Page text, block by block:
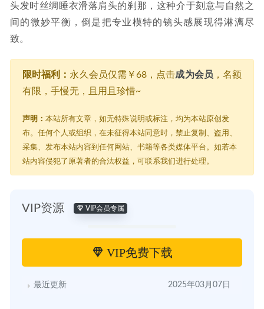
头发时丝绸睡衣滑落肩头的刹那，这种介于刻意与自然之
间的微妙平衡，倒是把专业模特的镜头感展现得淋漓尽
致。
限时福利： 永久会员仅需￥68，点击成为会员 ，名额
有限，手慢无，且用且珍惜~
声明： 本站所有文章，如无特殊说明或标注，均为本站原创发
布。任何个人或组织，在未征得本站同意时，禁止复制、盗用、
采集、发布本站内容到任何网站、书籍等各类媒体平台。如若本
站内容侵犯了原著者的合法权益，可联系我们进行处理。
VIP资源 VIP会员专属
VIP免费下载
最近更新 2025年03月07日